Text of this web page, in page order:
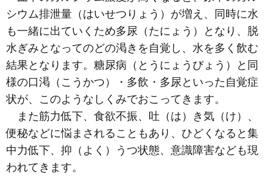
シウム排泄量（はいせつりょう）が増え、同時に水
も一緒に出ていくため多尿（たにょう）となり、脱
水ぎみとなってのどの渇きを自覚し、水を多く飲む
結果となります。糖尿病（とうにょうびょう）と同
様の口渇（こうかつ）・多飲・多尿といった自覚症
状が、このようなしくみでおこってきます。
また筋力低下、食欲不振、吐（は）き気（け）、
便秘などに悩まされることもあり、ひどくなると集
中力低下、抑（よく）うつ状態、意識障害なども現
われてきます。